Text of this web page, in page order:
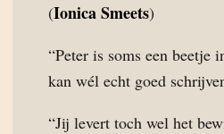
(Ionica Smeets)
“Peter is soms een beetje
kan wél echt goed
“Jij levert toch wel het